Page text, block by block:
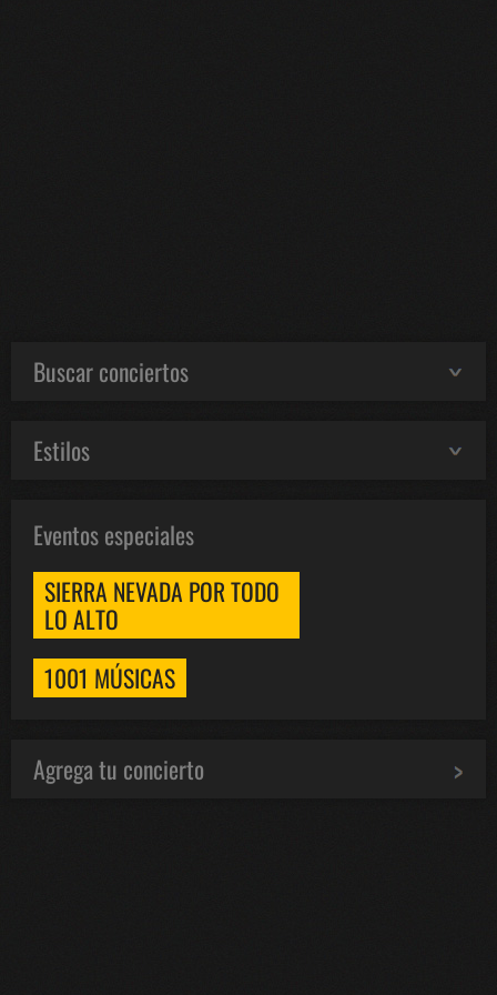
Buscar conciertos
Estilos
Eventos especiales
SIERRA NEVADA POR TODO
LO ALTO
1001 MÚSICAS
Agrega tu concierto